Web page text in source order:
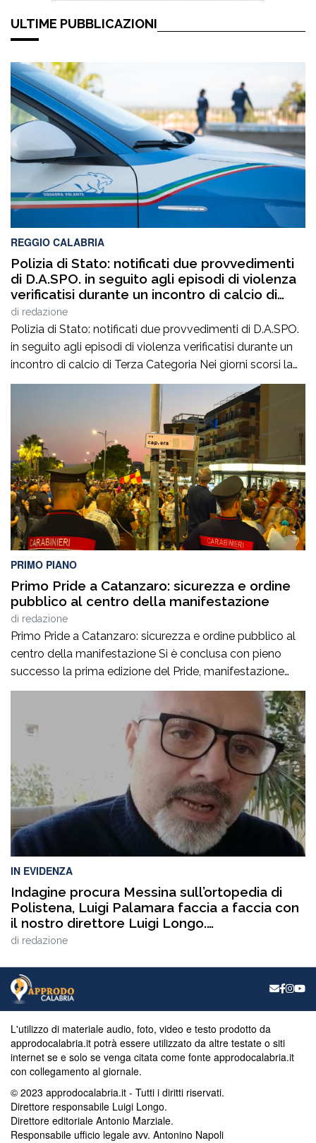
ULTIME PUBBLICAZIONI
REGGIO CALABRIA
Polizia di Stato: notificati due provvedimenti
di D.A.SPO. in seguito agli episodi di violenza
verificatisi durante un incontro di calcio di
Terza Categoria
di redazione
Polizia di Stato: notificati due provvedimenti di D.A.SPO.
in seguito agli episodi di violenza verificatisi durante un
incontro di calcio di Terza Categoria Nei giorni scorsi la
Polizia di Stato ha notificato due provvedimenti di
Divieto di Accesso alle Manifestazioni Sportive
(D.A.SPO.), emessi dalla Questura di Reggio Calabria alla
fine del mese di luglio, nei […]
PRIMO PIANO
Primo Pride a Catanzaro: sicurezza e ordine
pubblico al centro della manifestazione
di redazione
Primo Pride a Catanzaro: sicurezza e ordine pubblico al
centro della manifestazione Si è conclusa con pieno
successo la prima edizione del Pride, manifestazione
accompagnata da un ricco programma di eventi
collaterali, tra cui AperiPride, presentazioni di libri, incontri
culturali, dibattiti, talk e momenti di confronto ospitati a
Catanzaro, con interventi e riflessioni dedicati ai […]
IN EVIDENZA
Indagine procura Messina sull’ortopedia di
Polistena, Luigi Palamara faccia a faccia con
il nostro direttore Luigi Longo.
VIDEOINTERVISTA
di redazione
L'utilizzo di materiale audio, foto, video e testo prodotto da
approdocalabria.it potrà essere utilizzato da altre testate o siti
internet se e solo se venga citata come fonte approdocalabria.it
con collegamento al giornale.
© 2023 approdocalabria.it - Tutti i diritti riservati.
Direttore responsabile Luigi Longo.
Direttore editoriale Antonio Marziale.
Responsabile ufficio legale avv. Antonino Napoli